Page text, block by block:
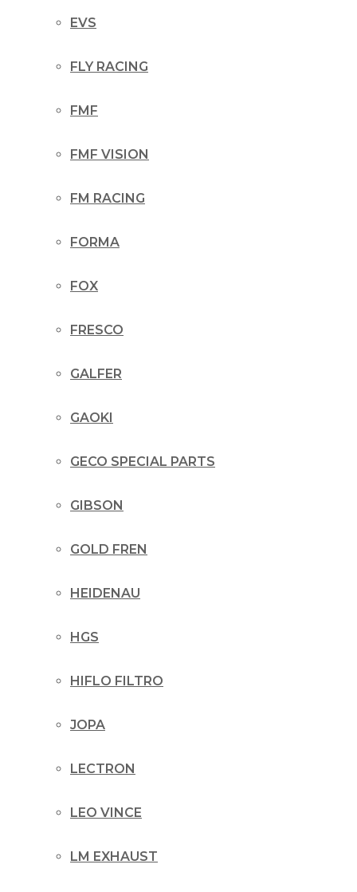
EVS
FLY RACING
FMF
FMF VISION
FM RACING
FORMA
FOX
FRESCO
GALFER
GAOKI
GECO SPECIAL PARTS
GIBSON
GOLD FREN
HEIDENAU
HGS
HIFLO FILTRO
JOPA
LECTRON
LEO VINCE
LM EXHAUST